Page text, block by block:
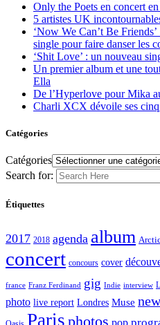
Only the Poets en concert
5 artistes UK
‘Now We Can’t Be
single pour faire danser les
‘Shit Love’ : un nouveau
Un premier album et une
Ella
De l’Hyperlove pour Mika
Charli XCX dévoile ses cinq
Catégories
Catégories
Search for:
Étiquettes
2017 2018 agenda album
concert concours cover
france Franz Ferdinand gig Indie interview
photo live report Londres Muse
Paris